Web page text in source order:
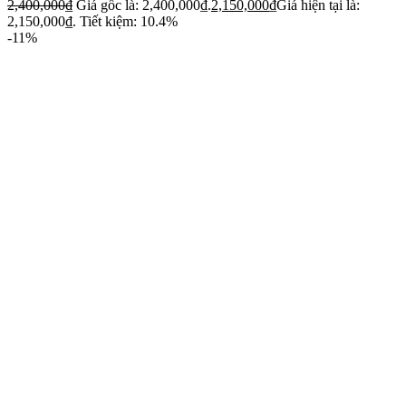
2,400,000₫ Giá gốc là: 2,400,000₫.2,150,000₫Giá hiện tại là:
2,150,000₫. Tiết kiệm: 10.4%
-11%